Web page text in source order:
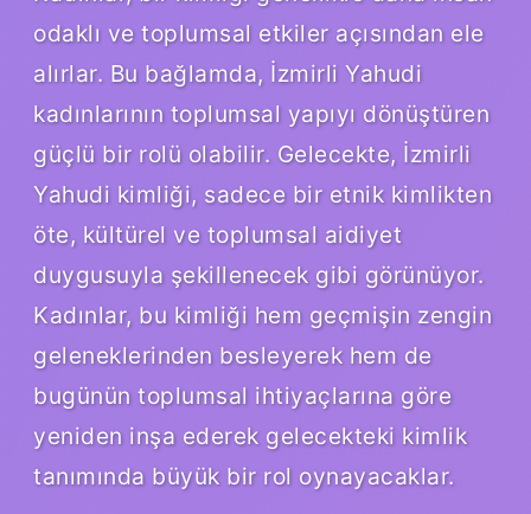
odaklı ve toplumsal etkiler açısından ele
alırlar. Bu bağlamda, İzmirli Yahudi
kadınlarının toplumsal yapıyı dönüştüren
güçlü bir rolü olabilir. Gelecekte, İzmirli
Yahudi kimliği, sadece bir etnik kimlikten
öte, kültürel ve toplumsal aidiyet
duygusuyla şekillenecek gibi görünüyor.
Kadınlar, bu kimliği hem geçmişin zengin
geleneklerinden besleyerek hem de
bugünün toplumsal ihtiyaçlarına göre
yeniden inşa ederek gelecekteki kimlik
tanımında büyük bir rol oynayacaklar.